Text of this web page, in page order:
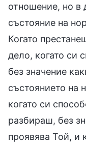
отношение, но в
състояние на
Когато
дело, когато си
без значение
състоянието на
когато си
разбираш, без
проявява Той, и